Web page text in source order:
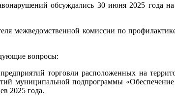
обсуждались 30 июня 2025 года
межведомственной комиссии по
вопросы:
торговли расположенных на
подпрограммы «Обеспечение
5 месяцев 2025 года.